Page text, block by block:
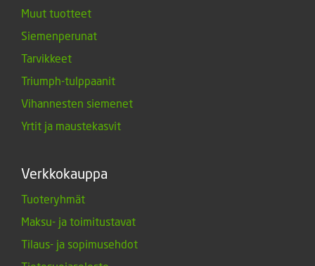
Muut tuotteet
Siemenperunat
Tarvikkeet
Triumph-tulppaanit
Vihannesten siemenet
Yrtit ja maustekasvit
Verkkokauppa
Tuoteryhmät
Maksu- ja toimitustavat
Tilaus- ja sopimusehdot